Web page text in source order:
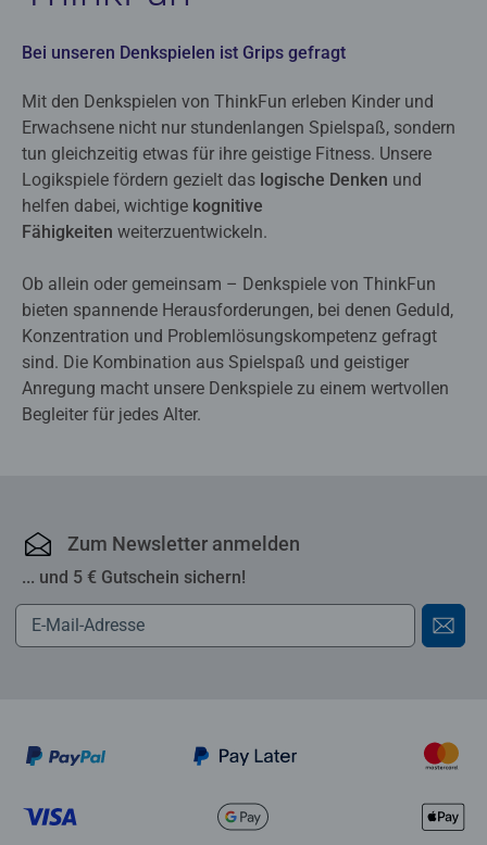
Bei unseren Denkspielen ist Grips gefragt
Mit den Denkspielen von ThinkFun erleben Kinder und
Erwachsene nicht nur stundenlangen Spielspaß, sondern
tun gleichzeitig etwas für ihre geistige Fitness. Unsere
Logikspiele fördern gezielt das logische Denken und
helfen dabei, wichtige kognitive
Fähigkeiten weiterzuentwickeln.
Ob allein oder gemeinsam – Denkspiele von ThinkFun
bieten spannende Herausforderungen, bei denen Geduld,
Konzentration und Problemlösungskompetenz gefragt
sind. Die Kombination aus Spielspaß und geistiger
Anregung macht unsere Denkspiele zu einem wertvollen
Begleiter für jedes Alter.
Zum Newsletter anmelden
... und 5 € Gutschein sichern!